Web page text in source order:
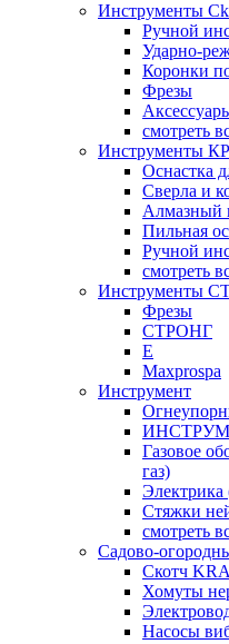
Инструменты
Ручной
Коронки
Фрезы
смотреть
Инструменты
Оснастка
Сверла и
Алмазный
Пильная
Ручной
смотреть
Инструменты
Фрезы
СТРОНГ
Е
Maxprospa
Инструмент
Газовое
газ)
Стяжки
смотреть
Садово-
Скотч
Хомуты
Насосы